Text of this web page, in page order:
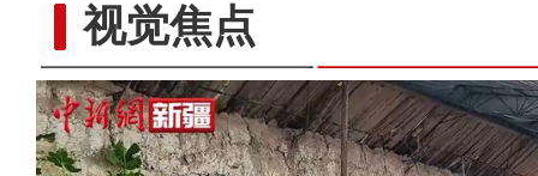
视觉焦点新疆莎车县2023年重点